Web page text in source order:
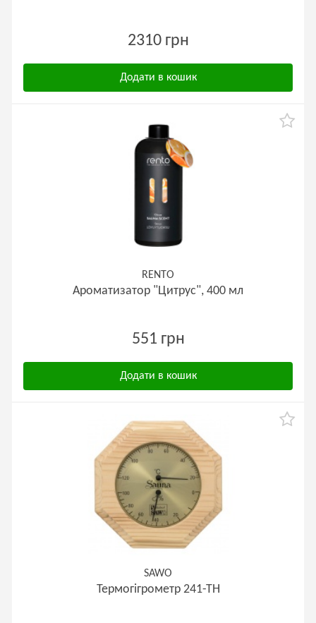
2310 грн
Додати в кошик
RENTO
Ароматизатор "Цитрус", 400 мл
551 грн
Додати в кошик
SAWO
Термогігрометр 241-ТН